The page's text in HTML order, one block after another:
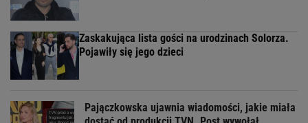
Zaskakująca lista gości na urodzinach Solorza.
Pojawiły się jego dzieci
Pajączkowska ujawnia wiadomości, jakie miała